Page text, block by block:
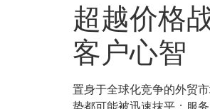
超越价格
客户心智
置身于全球化竞争的外贸
势都可能被迅速抹平；服